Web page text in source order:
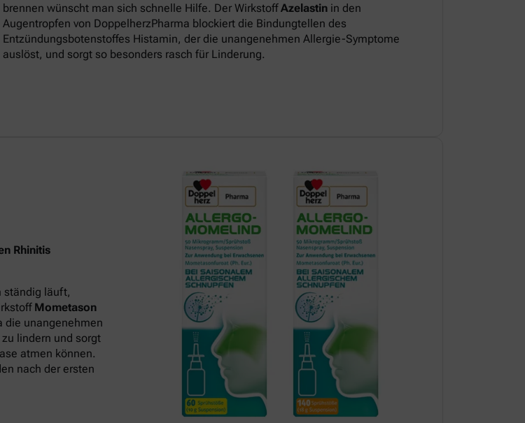
brennen wünscht man sich schnelle Hilfe. Der WirkstoffAzelastin in den
Augentropfen von DoppelherzPharma blockiert die Bindungtellen des
Entzündungsbotenstoffes Histamin, der die unangenehmen Allergie-Symptome
auslöst, und sorgt so besonders rasch für Linderung.
Rhinitis
ständig läuft,
Mometason
die unangenehmen
lindern und sorgt
atmen können.
nach der ersten